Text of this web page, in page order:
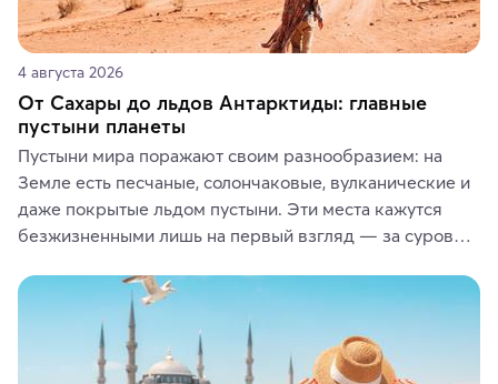
4 августа 2026
От Сахары до льдов Антарктиды: главные
пустыни планеты
Пустыни мира поражают своим разнообразием: на
Земле есть песчаные, солончаковые, вулканические и
даже покрытые льдом пустыни. Эти места кажутся
безжизненными лишь на первый взгляд — за суровой
животные и маршруты, которые дарят одни из самых
ярких впечатлений от путешествий.